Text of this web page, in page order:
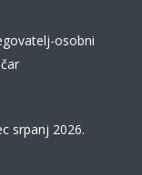
osobni
srpanj 2026.